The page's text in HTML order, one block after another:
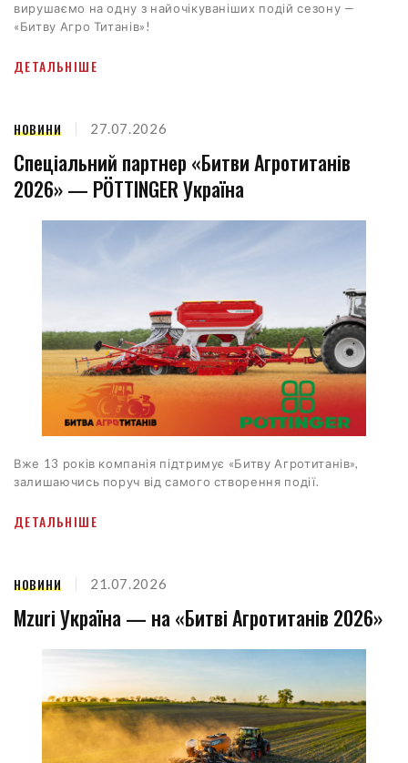
вирушаємо на одну з найочікуваніших подій сезону —
«Битву Агро Титанів»!
ДЕТАЛЬНІШЕ
НОВИНИ 27.07.2026
Спеціальний партнер «Битви Агротитанів
2026» — PÖTTINGER Україна
Вже 13 років компанія підтримує «Битву Агротитанів»,
залишаючись поруч від самого створення події.
ДЕТАЛЬНІШЕ
НОВИНИ 21.07.2026
Mzuri Україна — на «Битві Агротитанів 2026»